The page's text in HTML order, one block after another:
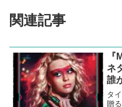
関連記事
ネ
誰
タ
贈